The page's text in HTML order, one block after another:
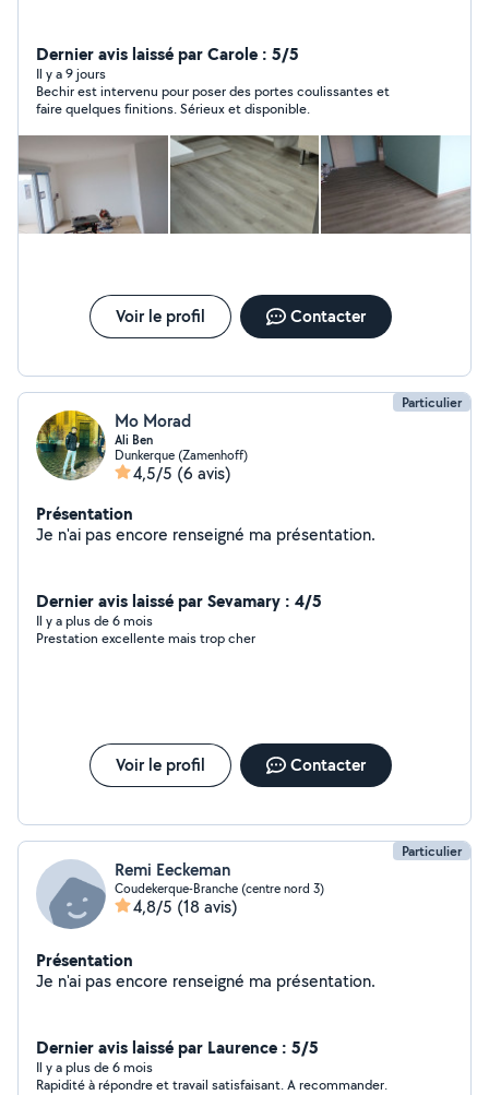
Dernier avis laissé par Carole : 5/5
Il y a 9 jours
Bechir est intervenu pour poser des portes coulissantes et
faire quelques finitions. Sérieux et disponible.
Voir le profil Contacter
Particulier
Mo Morad
Ali Ben
Dunkerque (Zamenhoff)
4,5/5 (6 avis)
Présentation
Je n'ai pas encore renseigné ma présentation.
Dernier avis laissé par Sevamary : 4/5
Il y a plus de 6 mois
Prestation excellente mais trop cher
Voir le profil Contacter
Particulier
Remi Eeckeman
Coudekerque-Branche (centre nord 3)
4,8/5 (18 avis)
Présentation
Je n'ai pas encore renseigné ma présentation.
Dernier avis laissé par Laurence : 5/5
Il y a plus de 6 mois
Rapidité à répondre et travail satisfaisant. A recommander.